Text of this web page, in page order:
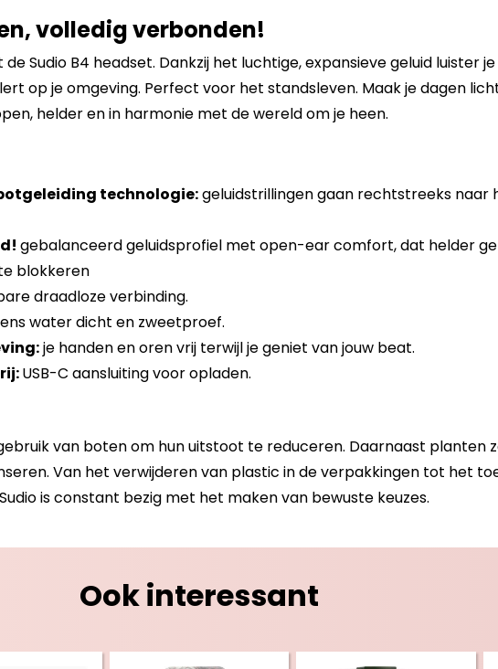
volledig verbonden!
Sudio B4 headset. Dankzij het luchtige, expansieve geluid luister
op je omgeving. Perfect voor het standsleven. Maak je dagen
helder en in harmonie met de wereld om je heen.
technologie:geluidstrillingen gaan rechtstreeks naar
gebalanceerd geluidsprofiel met open-ear comfort, dat helder
blokkeren
draadloze verbinding.
water dicht en zweetproef.
je handen en oren vrij terwijl je geniet van jouw beat.
USB-C aansluiting voor opladen.
van boten om hun uitstoot te reduceren. Daarnaast planten
Van het verwijderen van plastic in de verpakkingen tot het
is constant bezig met het maken van bewuste keuzes.
Ook interessant